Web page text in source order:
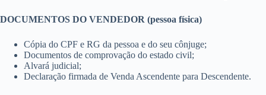
DOCUMENTOS DO VENDEDOR (pessoa física)
Cópia do CPF e RG da pessoa e do seu cônjuge;
Documentos de comprovação do estado civil;
Alvará judicial;
Declaração firmada de Venda Ascendente para Descendente.